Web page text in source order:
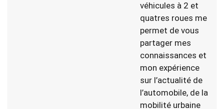
véhicules à 2 et
quatres roues me
permet de vous
partager mes
connaissances et
mon expérience
sur l’actualité de
l’automobile, de la
mobilité urbaine